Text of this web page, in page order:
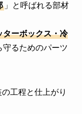
」と呼ばれる部材
ターボックス・冷
るためのパーツ
工程と仕上がり